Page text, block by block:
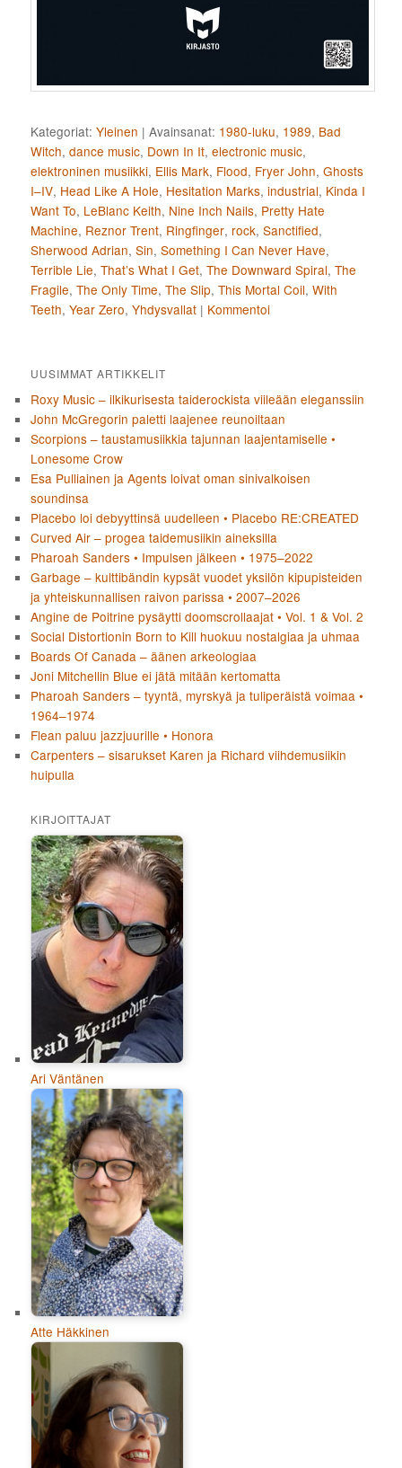
Kategoriat: Yleinen |Avainsanat: 1980-luku, 1989, Bad
Witch,dance music, Down In It,electronic music,
elektroninen musiikki, Ellis Mark, Flood, Fryer John,Ghosts
I–IV, Head Like A Hole, Hesitation Marks,industrial, Kinda I
Want To, LeBlanc Keith, Nine Inch Nails, Pretty Hate
Machine, Reznor Trent, Ringfinger, rock,Sanctified,
Sherwood Adrian,Sin,Something I Can Never Have,
Terrible Lie,That’s What I Get,The Downward Spiral,The
Fragile,The Only Time,The Slip,This Mortal Coil,With
Teeth,Year Zero,Yhdysvallat | Kommentoi
UUSIMMAT ARTIKKELIT
Roxy Music – ilkikurisesta taiderockista viileään eleganssiin
John McGregorin paletti laajenee reunoiltaan
Scorpions – taustamusiikkia tajunnan laajentamiselle •
Lonesome Crow
Esa Pulliainen ja Agents loivat oman sinivalkoisen
soundinsa
Placebo loi debyyttinsä uudelleen • Placebo RE:CREATED
Curved Air – progea taidemusiikin aineksilla
Pharoah Sanders • Impulsen jälkeen • 1975–2022
Garbage – kulttibändin kypsät vuodet yksilön kipupisteiden
ja yhteiskunnallisen raivon parissa • 2007–2026
Angine de Poitrine pysäytti doomscrollaajat • Vol. 1 & Vol. 2
Social Distortionin Born to Kill huokuu nostalgiaa ja uhmaa
Boards Of Canada – äänen arkeologiaa
Joni Mitchellin Blue ei jätä mitään kertomatta
Pharoah Sanders – tyyntä, myrskyä ja tuliperäistä voimaa •
1964–1974
Flean paluu jazzjuurille • Honora
Carpenters – sisarukset Karen ja Richard viihdemusiikin
huipulla
KIRJOITTAJAT
Ari Väntänen
Atte Häkkinen